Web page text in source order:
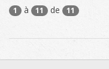
1 à 11 de 11